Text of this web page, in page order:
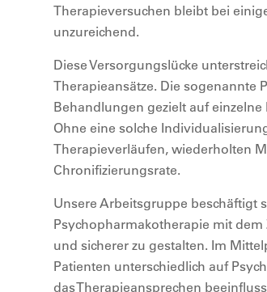
Therapieversuchen bleibt bei
unzureichend.
Diese Versorgungslücke
Therapieansätze. Die sogenannte
Behandlungen gezielt auf
Ohne eine solche
Therapieverläufen, wiederholten
Chronifizierungsrate.
Unsere Arbeitsgruppe beschäftigt
Psychopharmakotherapie mit
und sicherer zu gestalten. Im
Patienten unterschiedlich auf
das Therapieansprechen